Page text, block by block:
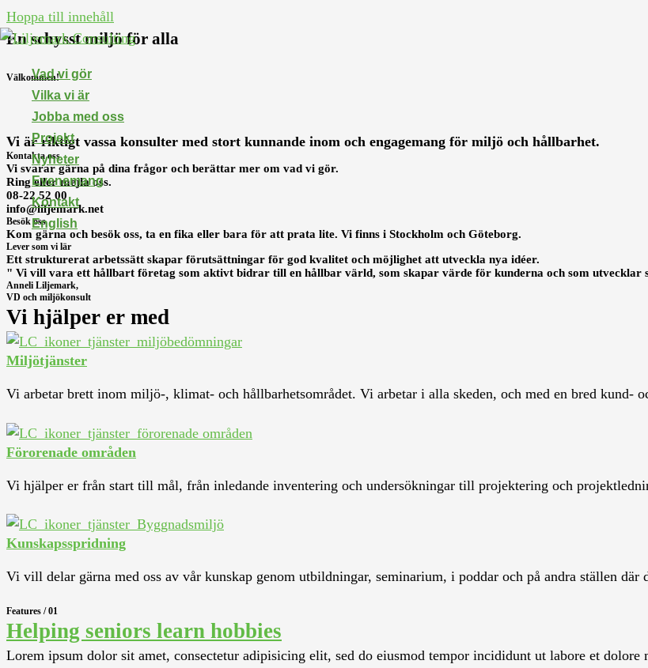
Hoppa till innehåll
Vad vi gör
Vilka vi är
Jobba med oss
Projekt
Nyheter
Evenemang
Kontakt
English
En schysst miljö för alla
Välkommen!
Vi är riktigt vassa konsulter med stort kunnande inom och engagemang för miljö och hållbarhet.
Kontakta oss
Vi svarar gärna på dina frågor och berättar mer om vad vi gör.
Ring eller mejla oss.
08-22 52 00
info@liljemark.net
Besök oss
Kom gärna och besök oss, ta en fika eller bara för att prata lite. Vi finns i Stockholm och Göteborg.
Lever som vi lär
Ett strukturerat arbetssätt skapar förutsättningar för god kvalitet och möjlighet att utveckla nya idéer.
" Vi vill vara ett hållbart företag som aktivt bidrar till en hållbar värld, som skapar värde för kunderna och som utvecklar
Anneli Liljemark,
VD och miljökonsult
Vi hjälper er med
Miljötjänster
Vi arbetar brett inom miljö-, klimat- och hållbarhetsområdet. Vi arbetar i alla skeden, och med en bred kund-
Förorenade områden
Vi hjälper er från start till mål, från inledande inventering och undersökningar till projektering och
Kunskapsspridning
Vi vill delar gärna med oss av vår kunskap genom utbildningar, seminarium, i poddar och på andra ställen där
Features / 01
Helping seniors learn hobbies
Lorem ipsum dolor sit amet, consectetur adipisicing elit, sed do eiusmod tempor incididunt ut labore et